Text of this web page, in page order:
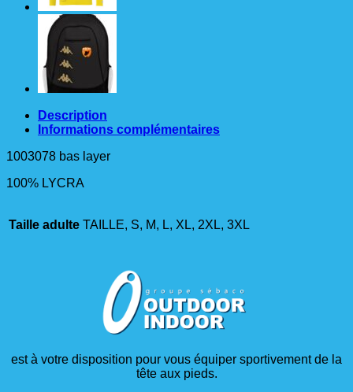
Description
Informations complémentaires
1003078 bas layer
100% LYCRA
Taille adulte TAILLE, S, M, L, XL, 2XL, 3XL
est à votre disposition pour vous équiper sportivement de la
tête aux pieds.